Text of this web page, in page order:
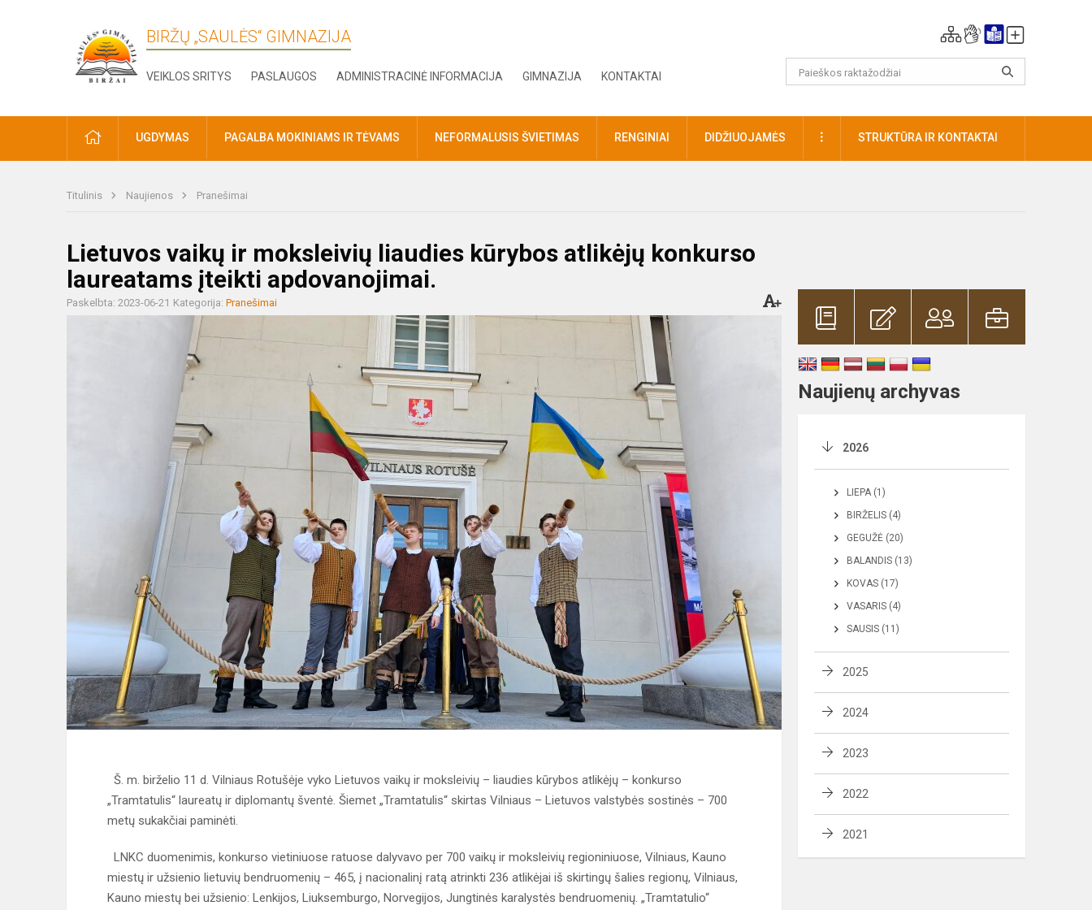
BIRŽŲ „SAULĖS“ GIMNAZIJA
VEIKLOS SRITYS PASLAUGOS ADMINISTRACINĖ INFORMACIJA GIMNAZIJA KONTAKTAI
PRADŽIAUGDYMAS PAGALBA MOKINIAMS IR TĖVAMS NEFORMALUSIS ŠVIETIMAS RENGINIAI DIDŽIUOJAMĖS DAUGIAUSTRUKTŪRA IR KONTAKTAI
Titulinis Naujienos Pranešimai
Lietuvos vaikų ir moksleivių liaudies kūrybos atlikėjų konkurso
laureatams įteikti apdovanojimai.
Paskelbta: 2023-06-21 Kategorija: Pranešimai
Š. m. birželio 11 d. Vilniaus Rotušėje vyko Lietuvos vaikų ir moksleivių – liaudies kūrybos atlikėjų – konkurso
„Tramtatulis“ laureatų ir diplomantų šventė. Šiemet „Tramtatulis“ skirtas Vilniaus – Lietuvos valstybės sostinės – 700
metų sukakčiai paminėti.
LNKC duomenimis, konkurso vietiniuose ratuose dalyvavo per 700 vaikų ir moksleivių regioniniuose, Vilniaus, Kauno
miestų ir užsienio lietuvių bendruomenių – 465, į nacionalinį ratą atrinkti 236 atlikėjai iš skirtingų šalies regionų, Vilniaus,
Kauno miestų bei užsienio: Lenkijos, Liuksemburgo, Norvegijos, Jungtinės karalystės bendruomenių. „Tramtatulio“
Naujienų archyvas
2026
LIEPA (1)
BIRŽELIS (4)
GEGUŽĖ (20)
BALANDIS (13)
KOVAS (17)
VASARIS (4)
SAUSIS (11)
2025
2024
2023
2022
2021